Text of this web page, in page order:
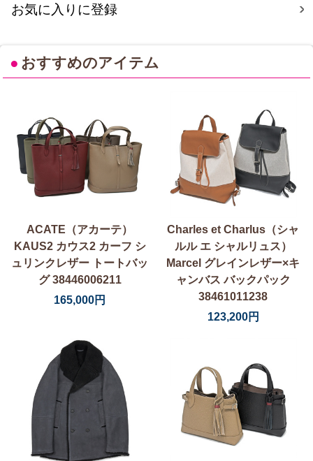
お気に入りに登録
● おすすめのアイテム
ACATE（アカーテ）
KAUS2 カウス2 カーフ シ
ュリンクレザー トートバッ
グ 38446006211
165,000円
Charles et Charlus（シャ
ルル エ シャルリュス）
Marcel グレインレザー×キ
ャンバス バックパック
38461011238
123,200円